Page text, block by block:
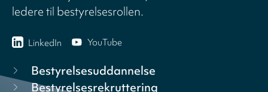
ledere til bestyrelsesrollen.
LinkedIn YouTube
Bestyrelsesuddannelse
Bestyrelsesrekruttering